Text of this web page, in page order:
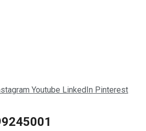
Youtube LinkedIn Pinterest